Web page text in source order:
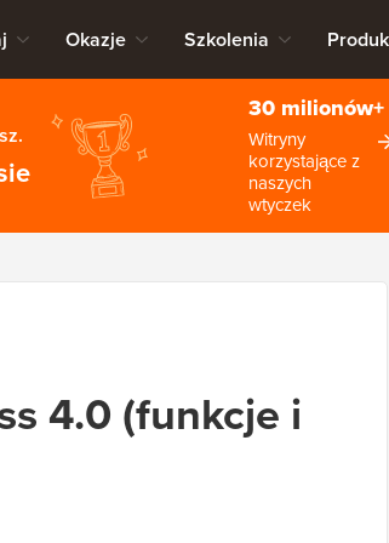
Okazje Szkolenia
30 milionów+
Witryny
korzystające z
naszych
wtyczek
4.0 (funkcje i